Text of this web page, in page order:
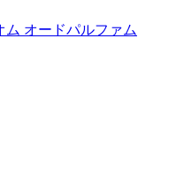
ム オードパルファム